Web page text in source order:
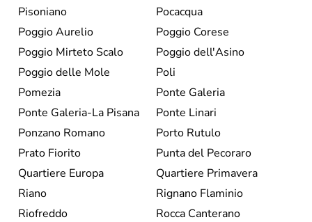
Pisoniano
Pocacqua
Poggio Aurelio
Poggio Corese
Poggio Mirteto Scalo
Poggio dell'Asino
Poggio delle Mole
Poli
Pomezia
Ponte Galeria
Ponte Galeria-La Pisana
Ponte Linari
Ponzano Romano
Porto Rutulo
Prato Fiorito
Punta del Pecoraro
Quartiere Europa
Quartiere Primavera
Riano
Rignano Flaminio
Riofreddo
Rocca Canterano